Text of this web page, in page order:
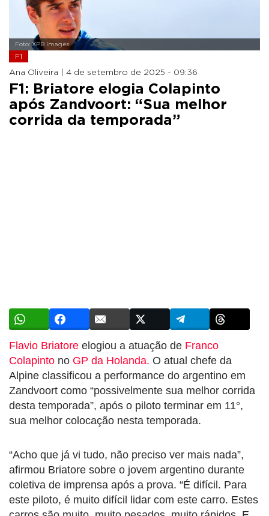
Foto: XPB Images
F1
Ana Oliveira | 4 de setembro de 2025 - 09:36
F1: Briatore elogia Colapinto
após Zandvoort: “Sua melhor
corrida da temporada”
Flavio Briatore elogiou a atuação de Franco
Colapinto no GP da Holanda. O atual chefe da
Alpine classificou a performance do argentino em
Zandvoort como “possivelmente sua melhor corrida
desta temporada”, após o piloto terminar em 11°,
sua melhor colocação nesta temporada.
“Acho que já vi tudo, não preciso ver mais nada”,
afirmou Briatore sobre o jovem argentino durante
coletiva de imprensa após a prova. “É difícil. Para
este piloto, é muito difícil lidar com este carro. Estes